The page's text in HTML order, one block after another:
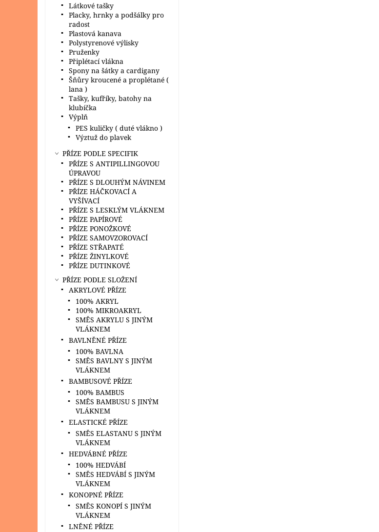
Látkové tašky
Placky, hrnky a podšálky pro
radost
Plastová kanava
Polystyrenové výlisky
Pruženky
Připlétací vlákna
Spony na šátky a cardigany
Šňůry kroucené a proplétané (
lana )
Tašky, kufříky, batohy na
klubíčka
Výplň
PES kuličky ( duté vlákno )
Výztuž do plavek
PŘÍZE PODLE SPECIFIK
PŘÍZE S ANTIPILLINGOVOU
ÚPRAVOU
PŘÍZE S DLOUHÝM NÁVINEM
PŘÍZE HÁČKOVACÍ A
VYŠÍVACÍ
PŘÍZE S LESKLÝM VLÁKNEM
PŘÍZE PAPÍROVÉ
PŘÍZE PONOŽKOVÉ
PŘÍZE SAMOVZOROVACÍ
PŘÍZE STŘAPATÉ
PŘÍZE ŽINYLKOVÉ
PŘÍZE DUTINKOVÉ
PŘÍZE PODLE SLOŽENÍ
AKRYLOVÉ PŘÍZE
100% AKRYL
100% MIKROAKRYL
SMĚS AKRYLU S JINÝM
VLÁKNEM
BAVLNĚNÉ PŘÍZE
100% BAVLNA
SMĚS BAVLNY S JINÝM
VLÁKNEM
BAMBUSOVÉ PŘÍZE
100% BAMBUS
SMĚS BAMBUSU S JINÝM
VLÁKNEM
ELASTICKÉ PŘÍZE
SMĚS ELASTANU S JINÝM
VLÁKNEM
HEDVÁBNÉ PŘÍZE
100% HEDVÁBÍ
SMĚS HEDVÁBÍ S JINÝM
VLÁKNEM
KONOPNÉ PŘÍZE
SMĚS KONOPÍ S JINÝM
VLÁKNEM
LNĚNÉ PŘÍZE